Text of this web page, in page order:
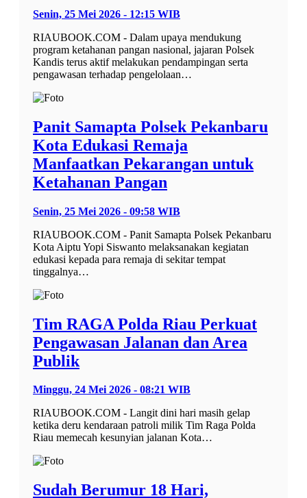
Senin, 25 Mei 2026 - 12:15 WIB
RIAUBOOK.COM - Dalam upaya mendukung
program ketahanan pangan nasional, jajaran Polsek
Kandis terus aktif melakukan pendampingan serta
pengawasan terhadap pengelolaan…
Panit Samapta Polsek Pekanbaru
Kota Edukasi Remaja
Manfaatkan Pekarangan untuk
Ketahanan Pangan
Senin, 25 Mei 2026 - 09:58 WIB
RIAUBOOK.COM - Panit Samapta Polsek Pekanbaru
Kota Aiptu Yopi Siswanto melaksanakan kegiatan
edukasi kepada para remaja di sekitar tempat
tinggalnya…
Tim RAGA Polda Riau Perkuat
Pengawasan Jalanan dan Area
Publik
Minggu, 24 Mei 2026 - 08:21 WIB
RIAUBOOK.COM - Langit dini hari masih gelap
ketika deru kendaraan patroli milik Tim Raga Polda
Riau memecah kesunyian jalanan Kota…
Sudah Berumur 18 Hari,